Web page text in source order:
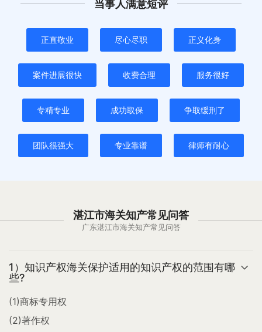
当事人满意短评
正直敬业 尽心尽职 正义化身
案件进展很快 收费合理 服务很好
专精专业 成功取保 争取缓刑了
团队很强大 专业靠谱 律师有耐心
湛江市海关知产常见问答
广东湛江市海关知产常见问答
1）知识产权海关保护适用的知识产权的范围有哪
些?
(1)商标专用权
(2)著作权